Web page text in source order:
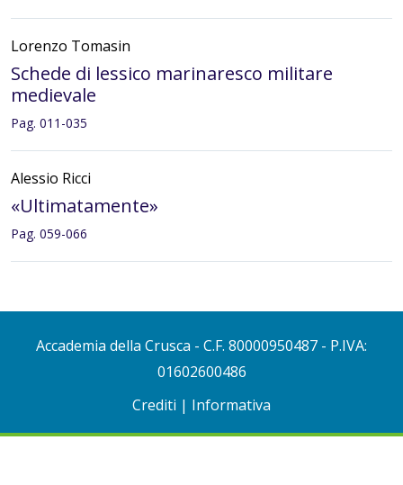
Lorenzo Tomasin
Schede di lessico marinaresco militare
medievale
Pag. 011-035
Alessio Ricci
«Ultimatamente»
Pag. 059-066
Per la semantica di armonia: in margine a
strumenti recenti di lessicologia musicale
Accademia della Crusca - C.F. 80000950487 - P.IVA:
01602600486
Crediti | Informativa